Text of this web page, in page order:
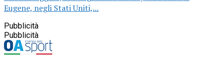
Eugene, negli Stati Uniti,...
Pubblicità
Pubblicità